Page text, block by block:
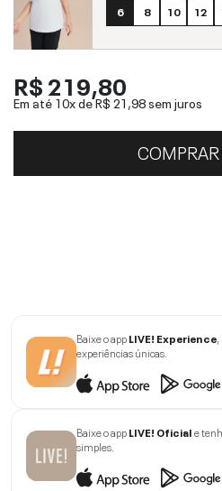
6 8 10 12
R$ 219,80
Em até 10x deR$ 21,98sem juros
Baixe o appLIVE! Experience
experiências únicas.
Baixe o appLIVE! Oficiale
simples.